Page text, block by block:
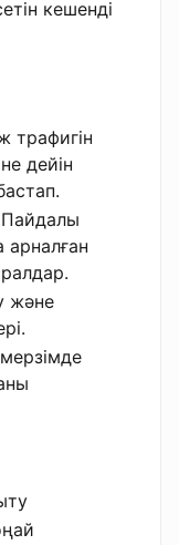
кешенді
трафигін
дейін
арналған
және